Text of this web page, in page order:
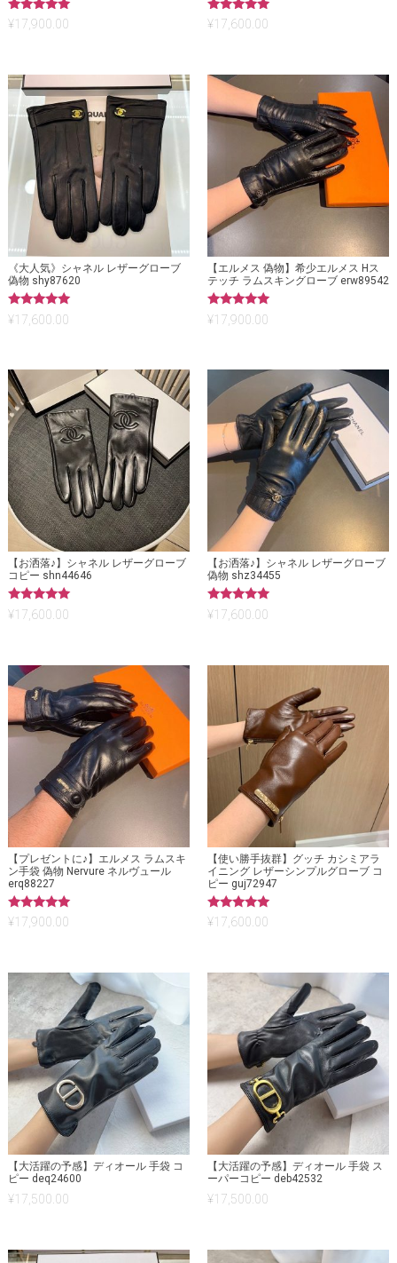
5段階中
5.00
¥17,900.00
5段階中
5.00
¥17,600.00
《大人気》シャネル レザーグローブ
偽物 shy87620
5段階中
5.00
¥17,600.00
【エルメス 偽物】希少エルメス Hス
テッチ ラムスキングローブ erw89542
5段階中
5.00
¥17,900.00
【お洒落♪】シャネル レザーグローブ
コピー shn44646
5段階中
5.00
¥17,600.00
【お洒落♪】シャネル レザーグローブ
偽物 shz34455
5段階中
5.00
¥17,600.00
【プレゼントに♪】エルメス ラムスキ
ン手袋 偽物 Nervure ネルヴュール
erq88227
5段階中
5.00
¥17,900.00
【使い勝手抜群】グッチ カシミアラ
イニング レザーシンプルグローブ コ
ピー guj72947
5段階中
5.00
¥17,600.00
【大活躍の予感】ディオール 手袋 コ
ピー deq24600
¥17,500.00
【大活躍の予感】ディオール 手袋 ス
ーパーコピー deb42532
¥17,500.00